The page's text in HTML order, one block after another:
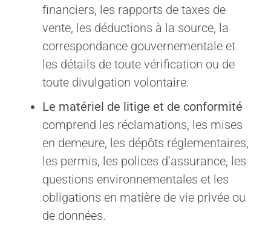
financiers, les rapports de taxes de
vente, les déductions à la source, la
correspondance gouvernementale et
les détails de toute vérification ou de
toute divulgation volontaire.
Le matériel de litige et de conformité
comprend les réclamations, les mises
en demeure, les dépôts réglementaires,
les permis, les polices d’assurance, les
questions environnementales et les
obligations en matière de vie privée ou
de données.